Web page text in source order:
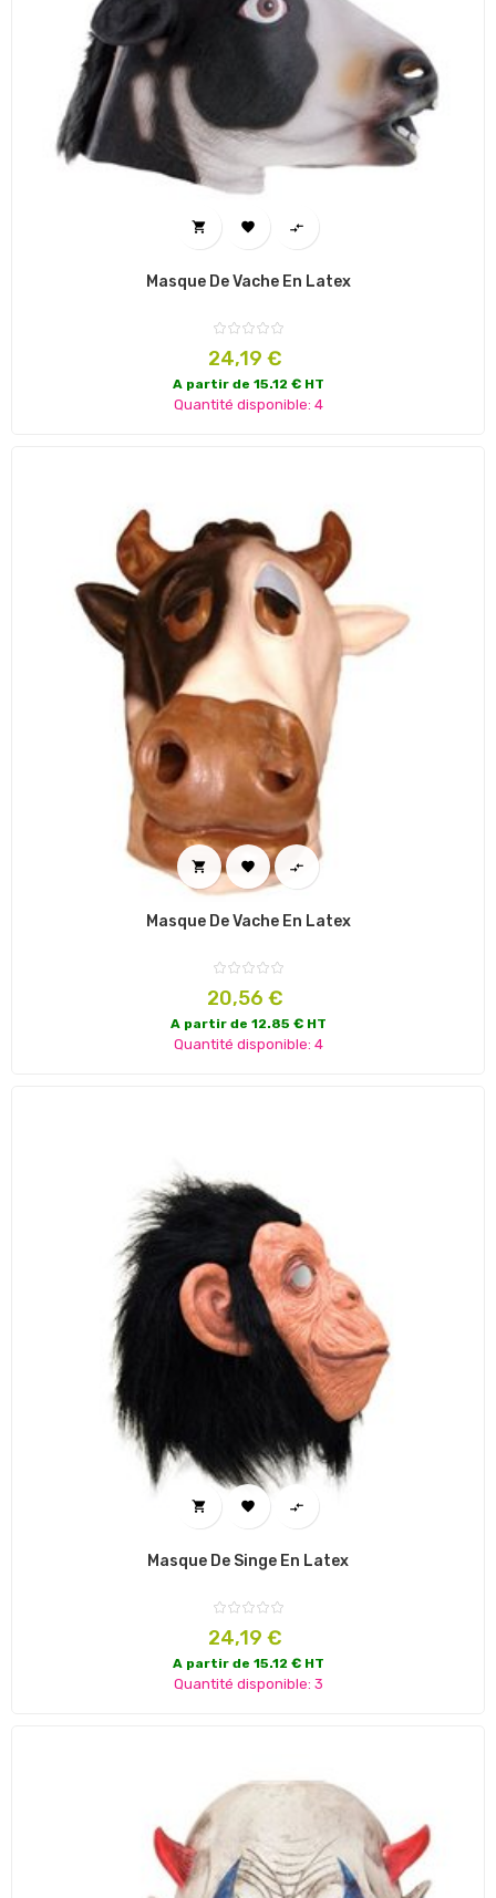
  
Masque De Vache En Latex
Prix
24,19 €
A partir de 15.12 € HT
Quantité disponible: 4
  
Masque De Vache En Latex
Prix
20,56 €
A partir de 12.85 € HT
Quantité disponible: 4
  
Masque De Singe En Latex
Prix
24,19 €
A partir de 15.12 € HT
Quantité disponible: 3